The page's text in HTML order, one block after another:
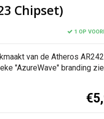
Chipset)
1 OP
van de Atheros
"AzureWave" branding